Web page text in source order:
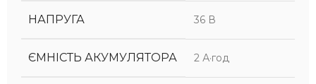
НАПРУГА 36 В
ЄМНІСТЬ АКУМУЛЯТОРА 2 А·год